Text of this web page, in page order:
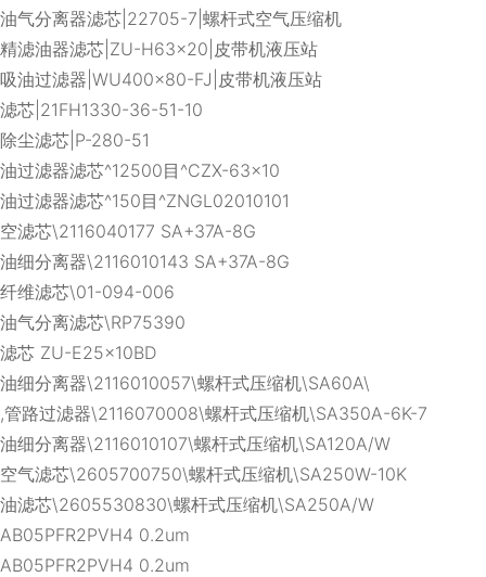
油气分离器滤芯|22705-7|螺杆式空气压缩机
精滤油器滤芯|ZU-H63×20|皮带机液压站
吸油过滤器|WU400×80-FJ|皮带机液压站
滤芯|21FH1330-36-51-10
除尘滤芯|P-280-51
油过滤器滤芯^12500目^CZX-63×10
油过滤器滤芯^150目^ZNGL02010101
空滤芯\2116040177 SA+37A-8G
油细分离器\2116010143 SA+37A-8G
纤维滤芯\01-094-006
油气分离滤芯\RP75390
滤芯 ZU-E25×10BD
油细分离器\2116010057\螺杆式压缩机\SA60A\
,管路过滤器\2116070008\螺杆式压缩机\SA350A-6K-7
油细分离器\2116010107\螺杆式压缩机\SA120A/W
空气滤芯\2605700750\螺杆式压缩机\SA250W-10K
油滤芯\2605530830\螺杆式压缩机\SA250A/W
AB05PFR2PVH4 0.2um
AB05PFR2PVH4 0.2um